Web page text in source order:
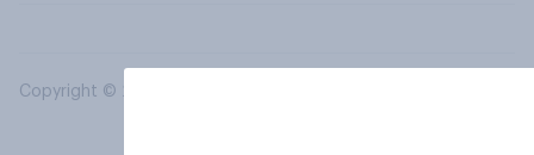
Copyright © 2026 YouGov PLC. Alle Rechte vorbehalten.